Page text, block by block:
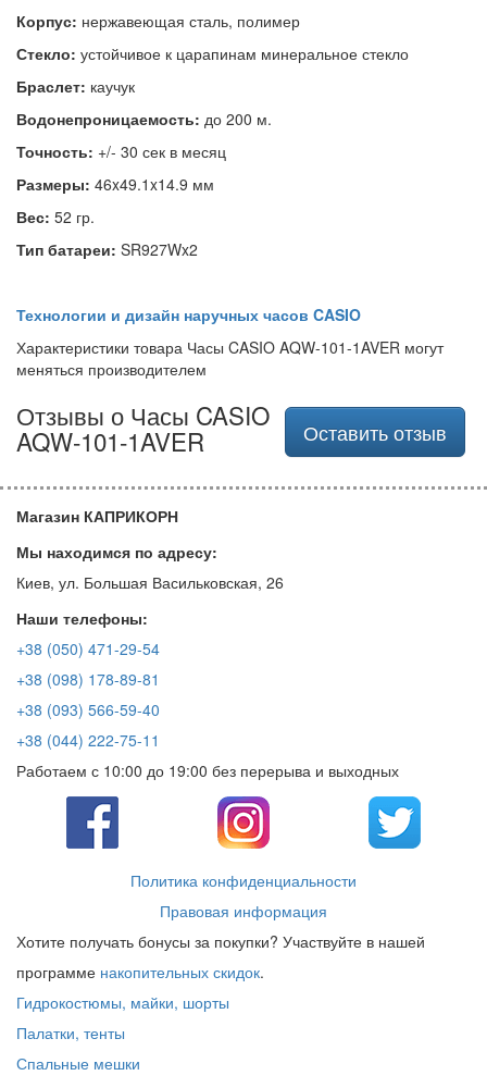
Корпус: нержавеющая сталь, полимер
Стекло: устойчивое к царапинам минеральное стекло
Браслет: каучук
Водонепроницаемость: до 200 м.
Точность: +/- 30 сек в месяц
Размеры: 46x49.1x14.9 мм
Вес: 52 гр.
Тип батареи: SR927Wx2
Технологии и дизайн наручных часов CASIO
Характеристики товара Часы CASIO AQW-101-1AVER могут
меняться производителем
Оставить отзыв
Отзывы о Часы CASIO
AQW-101-1AVER
Магазин КАПРИКОРН
Мы находимся по адресу:
Киев, ул. Большая Васильковская, 26
Наши телефоны:
+38 (050) 471-29-54
+38 (098) 178-89-81
+38 (093) 566-59-40
+38 (044) 222-75-11
Работаем с 10:00 до 19:00 без перерыва и выходных
Политика конфиденциальности
Правовая информация
Хотите получать бонусы за покупки? Участвуйте в нашей
программе накопительных скидок.
Гидрокостюмы, майки, шорты
Палатки, тенты
Спальные мешки